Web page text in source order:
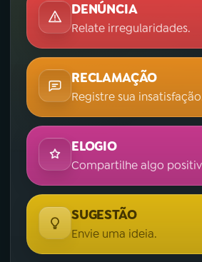
DENÚNCIA
Relate irregularidades.
RECLAMAÇÃO
Registre sua
ELOGIO
Compartilhe algo
SUGESTÃO
Envie uma ideia.